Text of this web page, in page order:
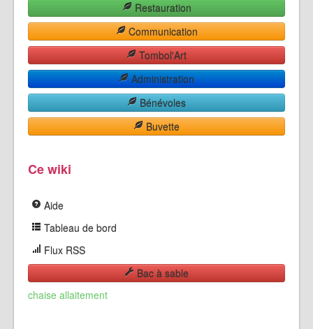
Restauration
Communication
Tombol'Art
Administration
Bénévoles
Buvette
Ce wiki
Aide
Tableau de bord
Flux RSS
Bac à sable
chaise allaitement